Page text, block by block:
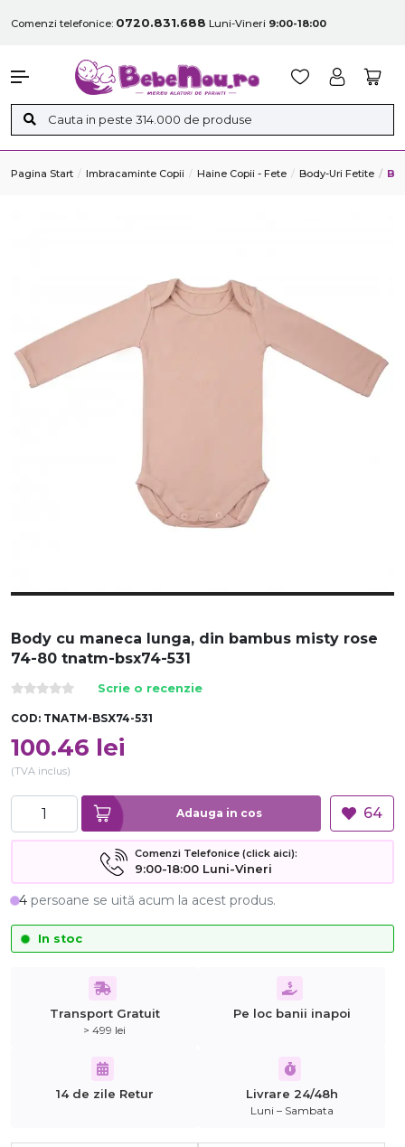
Comenzi telefonice: 0720.831.688 Luni-Vineri 9:00-18:00
Pagina Start Imbracaminte Copii Haine Copii - Fete Body-Uri Fetite
Body cu maneca lunga, din bambus misty rose
74-80 tnatm-bsx74-531
Scrie o recenzie
COD: TNATM-BSX74-531
100.46 lei
(TVA inclus)
Adauga in cos 64
Comenzi Telefonice (click aici):
9:00-18:00 Luni-Vineri
4 persoane se uită acum la acest produs.
In stoc
Transport Gratuit
> 499 lei
Pe loc banii inapoi
14 de zile Retur Livrare 24/48h
Luni – Sambata